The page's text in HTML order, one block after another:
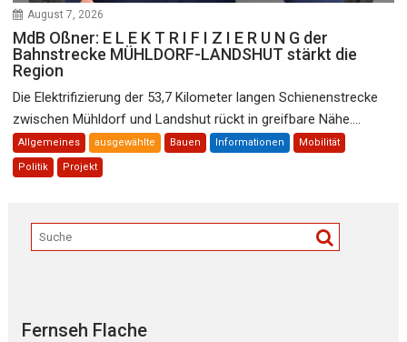
August 7, 2026
MdB Oßner: E L E K T R I F I Z I E R U N G der
Bahnstrecke MÜHLDORF-LANDSHUT stärkt die
Region
Die Elektrifizierung der 53,7 Kilometer langen Schienenstrecke
zwischen Mühldorf und Landshut rückt in greifbare Nähe....
Allgemeines ausgewählte Bauen Informationen Mobilität
Politik Projekt
Fernseh Flache